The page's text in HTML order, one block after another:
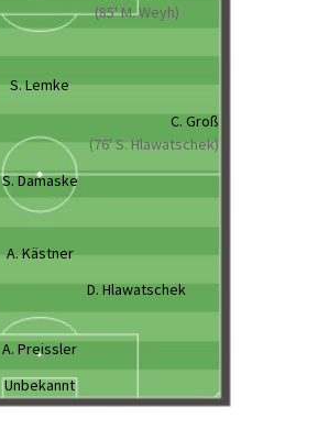
(85' M. Weyh)
S. Lemke
C. Groß
(76' S. Hlawatschek)
S. Damaske
A. Kästner
D. Hlawatschek
A. Preissler
Unbekannt